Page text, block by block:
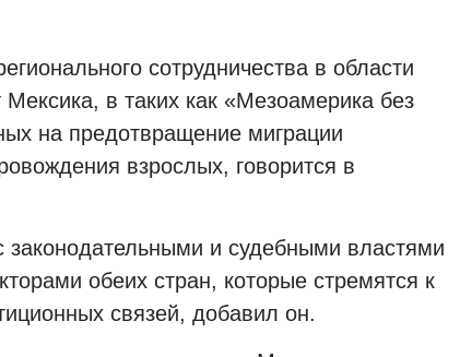
сотрудничества в области
Мексика, в таких как «Мезоамерика без
на предотвращение миграции
взрослых, говорится в
законодательными и судебными властями
обеих стран, которые стремятся к
связей, добавил он.